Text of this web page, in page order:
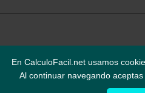
WordPress por
En CalculoFacil.net usamos
Al continuar navegando